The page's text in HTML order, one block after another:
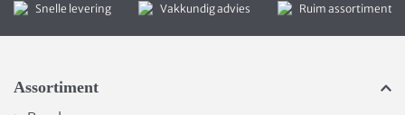
Snelle levering Vakkundig advies Ruim assortiment
Assortiment